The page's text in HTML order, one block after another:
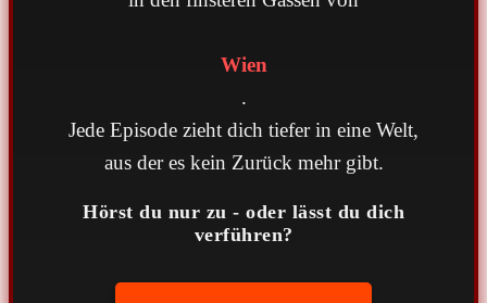
Wien
.
Jede Episode zieht dich tiefer in eine Welt,
aus der es kein Zurück mehr gibt.
Hörst du nur zu - oder lässt du dich
verführen?